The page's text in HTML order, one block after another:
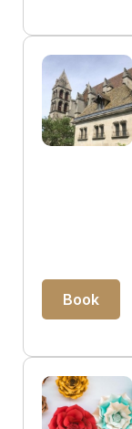
Book